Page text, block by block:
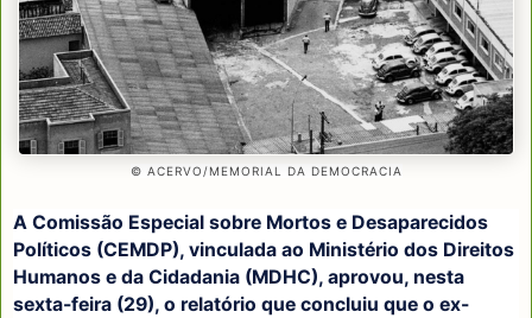
© ACERVO/MEMORIAL DA DEMOCRACIA
A Comissão Especial sobre Mortos e Desaparecidos
Políticos (CEMDP), vinculada ao Ministério dos Direitos
Humanos e da Cidadania (MDHC), aprovou, nesta
sexta-feira (29), o relatório que concluiu que o ex-